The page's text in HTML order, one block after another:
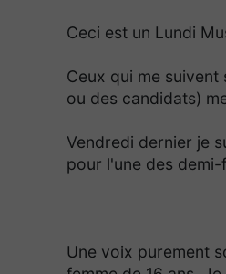
Ceci est un Lundi
Ceux qui me suivent
ou des candidats)
Vendredi dernier je
pour l'une des demi-
Une voix purement